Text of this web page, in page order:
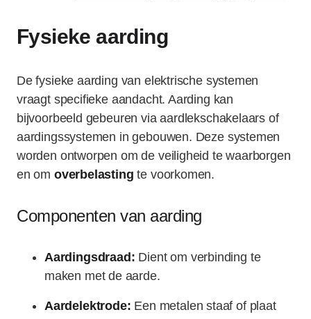
Fysieke aarding
De fysieke aarding van elektrische systemen
vraagt specifieke aandacht. Aarding kan
bijvoorbeeld gebeuren via aardlekschakelaars of
aardingssystemen in gebouwen. Deze systemen
worden ontworpen om de veiligheid te waarborgen
en om overbelasting te voorkomen.
Componenten van aarding
Aardingsdraad: Dient om verbinding te
maken met de aarde.
Aardelektrode: Een metalen staaf of plaat